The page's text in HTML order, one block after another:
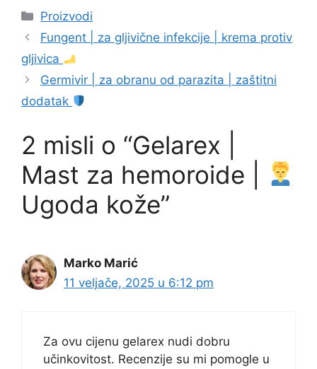
Kategorije
Proizvodi
Fungent | za gljivične infekcije | krema protiv
gljivica
Germivir | za obranu od parazita | zaštitni
dodatak
2 misli o “Gelarex |
Mast za hemoroide |
Ugoda kože”
Marko Marić
11 veljače, 2025 u 6:12 pm
Za ovu cijenu gelarex nudi dobru
učinkovitost. Recenzije su mi pomogle u